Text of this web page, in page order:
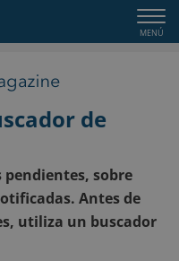
MENÚ
de
sobre
Antes de
utiliza un buscador